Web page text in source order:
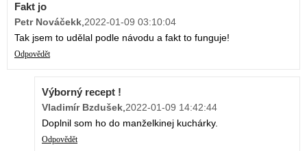
Fakt jo
Petr Nováčekk,2022-01-09 03:10:04
Tak jsem to udělal podle návodu a fakt to funguje!
Odpovědět
Výborný recept !
Vladimír Bzdušek,2022-01-09 14:42:44
Doplnil som ho do manželkinej kuchárky.
Odpovědět